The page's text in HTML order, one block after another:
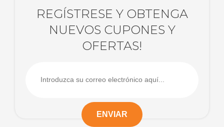
REGÍSTRESE Y OBTENGA
NUEVOS CUPONES Y
OFERTAS!